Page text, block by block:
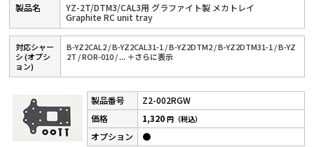
YZ-2T/DTM3/CAL3用 グラファイト製 メカトレイ
Graphite RC unit tray
対応シャー
シ (オプシ
ョン)
B-YZ2CAL2 /B-YZ2CAL31-1 /B-YZ2DTM2 /B-YZ2DTM31-1 /B-YZ
2T /ROR-010 /... ＋さらに表⽰
Z2-002RGW
1,320円（税込）
●